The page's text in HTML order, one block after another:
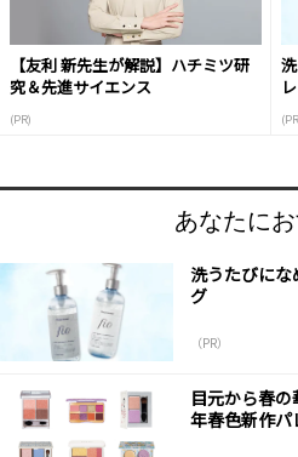
【友利 新先生が解説】ハチミツ研
究＆先進サイエンス
(PR)
あなたに
洗うたびに
グ
（PR）
目元から春
年春色新作パ